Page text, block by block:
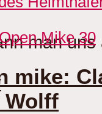
man uns
Mike 30
mike:
Wolff